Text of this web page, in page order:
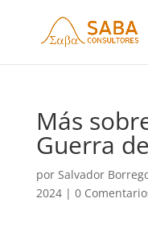
Más
Guerra
por Salvador
2024| 0